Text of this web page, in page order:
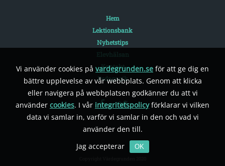
Vi använder cookies på vardegrunden.se för att ge dig en
bättre upplevelse av vår webbplats. Genom att klicka
eller navigera på webbplatsen godkänner du att vi
använder cookies. I vår integritetspolicyförklarar vi vilken
data vi samlar in, varför vi samlar in den och vad vi
använder den till.
Jag accepterar
OK
Hem
Lektionsbank
Nyhetstips
Kontakt
Pedagogik